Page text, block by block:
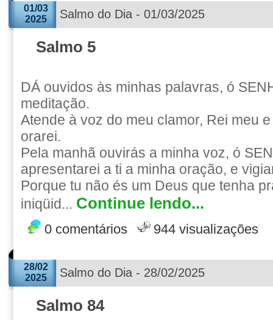
01/03
2025
Salmo do Dia - 01/03/2025
Salmo 5
DÁ ouvidos às minhas palavras, ó
meditação.
Atende à voz do meu clamor, Rei meu
orarei.
Pela manhã ouvirás a minha voz, ó
apresentarei a ti a minha oração, e
Porque tu não és um Deus que tenha
iniqüid... Continue lendo...
0 comentários 944 visualizações
28/02
2025
Salmo do Dia - 28/02/2025
Salmo 84